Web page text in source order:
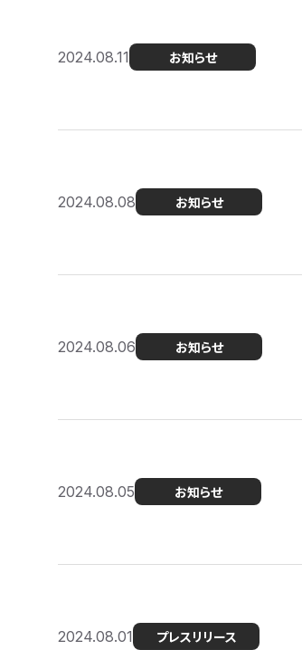
2024.08.11 お知らせ
2024.08.08 お知らせ
2024.08.06 お知らせ
2024.08.05 お知らせ
2024.08.01 プレスリリース